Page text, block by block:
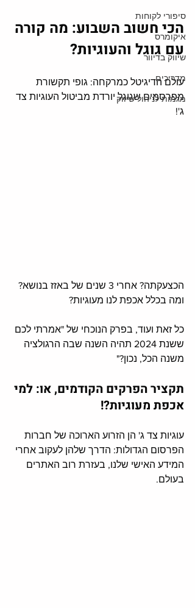
סיפורי לקוחות
איקומרס
שיווק בדיוור
מדריכים
מגמות לניהול שיווק
הכי חשוב השבוע: מה קורה
עם גוגל והעוגיות?
עולם הדיגיטל כמרקחה: גופי תקשורת
מפרסמים שגוגל יורדת מביטול העוגיות צד
ג'!
הכצעקתה? אחרי 3 שנים של באזז בנושא?
ומה בכלל אכפת לנו מעוגיות?
כל זאת ועוד, בפרק הנוכחי של "אמרתי לכם
ששנת 2024 תהיה השנה שבה הרגולציה
משנה הכל, נכון?"
תקציר הפרקים הקודמים, או: למי
אכפת מעוגיות?!
עוגיות צד ג' הן הזרוע הארוכה של חברות
הפרסום הגדולות: הדרך שלהן לעקוב אחרי
המידע האישי שלנו, בעזרת רוב האתרים
בעולם.